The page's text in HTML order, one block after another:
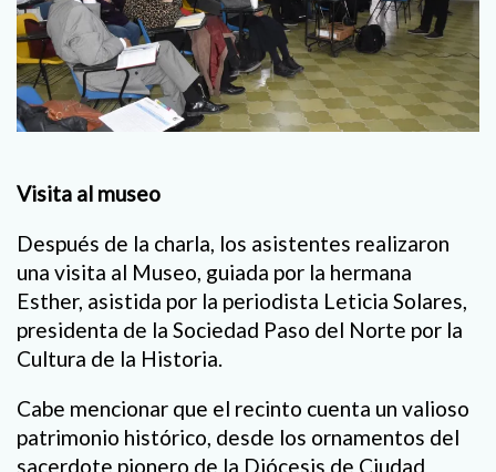
Visita al museo
Después de la charla, los asistentes realizaron
una visita al Museo, guiada por la hermana
Esther, asistida por la periodista Leticia Solares,
presidenta de la Sociedad Paso del Norte por la
Cultura de la Historia.
Cabe mencionar que el recinto cuenta un valioso
patrimonio histórico, desde los ornamentos del
sacerdote pionero de la Diócesis de Ciudad